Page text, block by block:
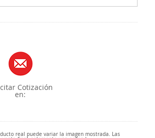
Cotización
en:
real puede variar la imagen mostrada. Las